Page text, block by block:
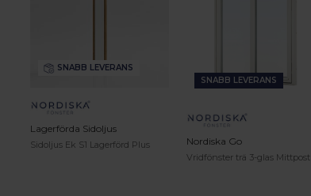
SNABB LEVERANS
Lagerförda Sidoljus
Sidoljus Ek S1 Lagerförd Plus
SNABB LEVERANS
Nordiska Go
Vridfönster trä 3-glas Mittpost